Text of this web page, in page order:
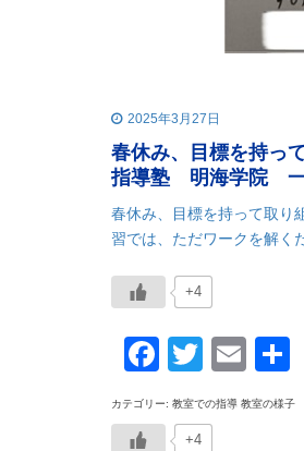
2025年3月27日
春休み、目標を持っ
指導塾 明海学院 一
春休み、目標を持って取り
習では、ただワークを解く
+4
Facebook
Twitter
有
カテゴリー: 教室での指導 教室の様子
+4